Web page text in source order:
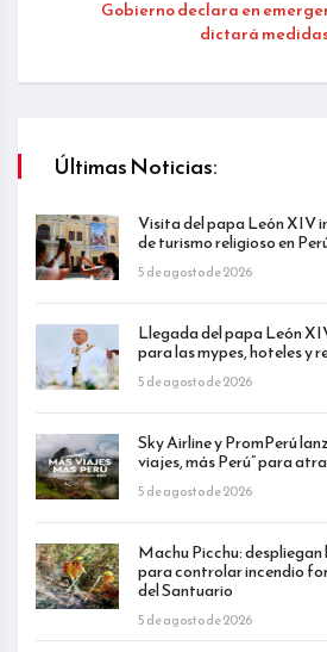
Gobierno declara en
dictará
Últimas Noticias:
Visita del papa León XIV
de turismo religioso en
5 de agosto de 2026
Llegada del papa León
para las mypes, hoteles y
5 de agosto de 2026
Sky Airline y PromPerú
viajes, más Perú” para
5 de agosto de 2026
Machu Picchu:
para controlar incendio
del Santuario
5 de agosto de 2026